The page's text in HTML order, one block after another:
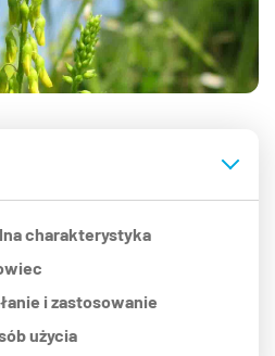
charakterystyka
i zastosowanie
użycia